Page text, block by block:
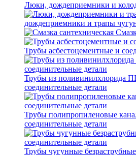
Люки, дождеприемники и
дождеприемники и трапы
Трубы асбестоцементные и
Трубы из
соединительные детали
Трубы полипропиленовые
соединительные детали
Трубы чугунные